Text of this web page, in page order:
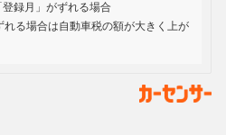
録月」がずれる場合
れる場合は自動車税の額が大きく上が